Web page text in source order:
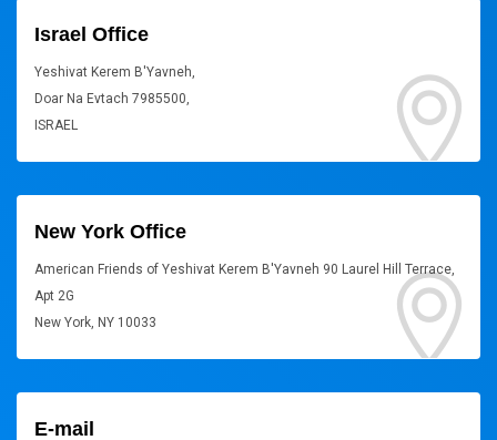
Israel Office
Yeshivat Kerem B'Yavneh,
Doar Na Evtach 7985500,
ISRAEL
New York Office
American Friends of Yeshivat Kerem B'Yavneh 90 Laurel Hill Terrace,
Apt 2G
New York, NY 10033
E-mail